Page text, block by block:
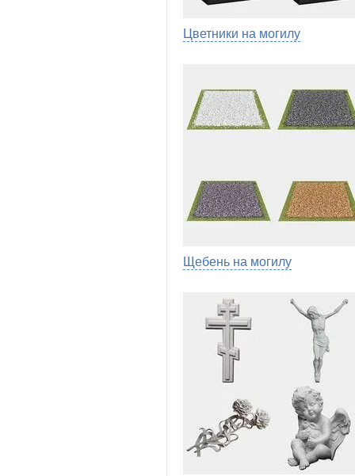
Цветники на могилу
Щебень на могилу